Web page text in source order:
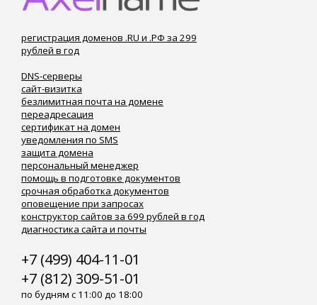
регистрация доменов .RU и .РФ за 299
рублей в год
DNS-серверы
сайт-визитка
безлимитная почта на домене
переадресация
сертификат на домен
уведомления по SMS
защита домена
персональный менеджер
помощь в подготовке документов
срочная обработка документов
оповещение при запросах
конструктор сайтов за 699 рублей в год
диагностика сайта и почты
+7 (499) 404-11-01
+7 (812) 309-51-01
по будням с 11:00 до 18:00